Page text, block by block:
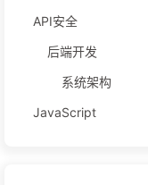
API安全
后端开发
系统架构
JavaScript